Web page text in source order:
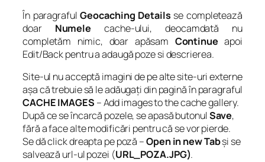
În paragrafulGeocaching Details se completează
doar Numele cache-ului, deocamdată nu
completăm nimic, doar apăsam Continue apoi
Edit/Back pentru a adaugă poze si descrierea.
Site-ul nu acceptă imagini de pe alte site-uri externe
așa că trebuie să le adăugați din pagină în paragraful
CACHE IMAGES –Add images to the cache gallery.
După ce se încarcă pozele, se apasă butonulSave,
fără a face alte modificări pentru că se vor pierde.
Se dă click dreapta pe poză –Open in new Tabși se
salvează url-ul pozei (URL_POZA.JPG).